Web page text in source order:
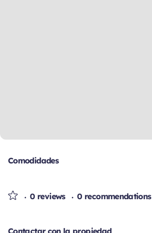
Comodidades
0 reviews 0 recommendations
Contactar con la propiedad